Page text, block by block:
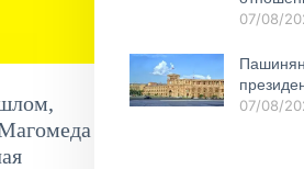
07/08/
07/08/